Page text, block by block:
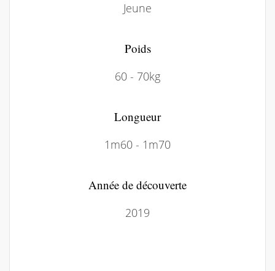
Jeune
Poids
60 - 70kg
Longueur
1m60 - 1m70
Année de découverte
2019